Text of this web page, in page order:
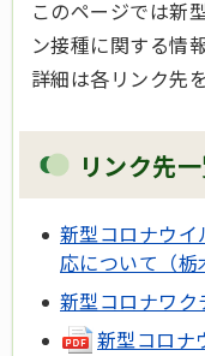
このページでは新
ン接種に関する情
詳細は各リンク先
リンク先
新型コロナウ
応について（栃
新型コロナワ
新型コロナ